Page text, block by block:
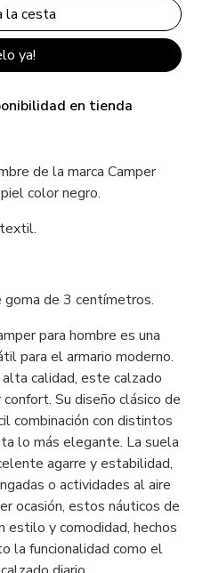
ya!
en tienda
de la marca Camper
color negro.
goma de 3 centímetros.
para hombre es una
para el armario moderno.
calidad, este calzado
Su diseño clásico de
combinación con distintos
lo más elegante. La suela
agarre y estabilidad,
o actividades al aire
ocasión, estos náuticos de
estilo y comodidad, hechos
la funcionalidad como el